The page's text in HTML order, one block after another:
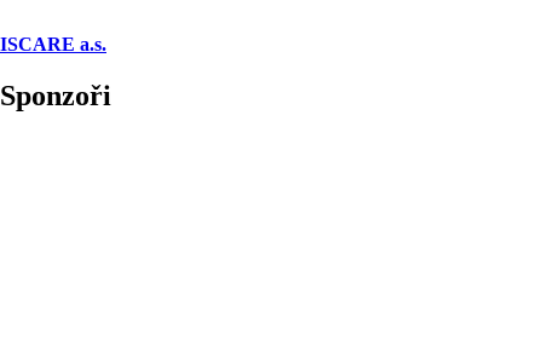
ISCARE a.s.
Sponzoři